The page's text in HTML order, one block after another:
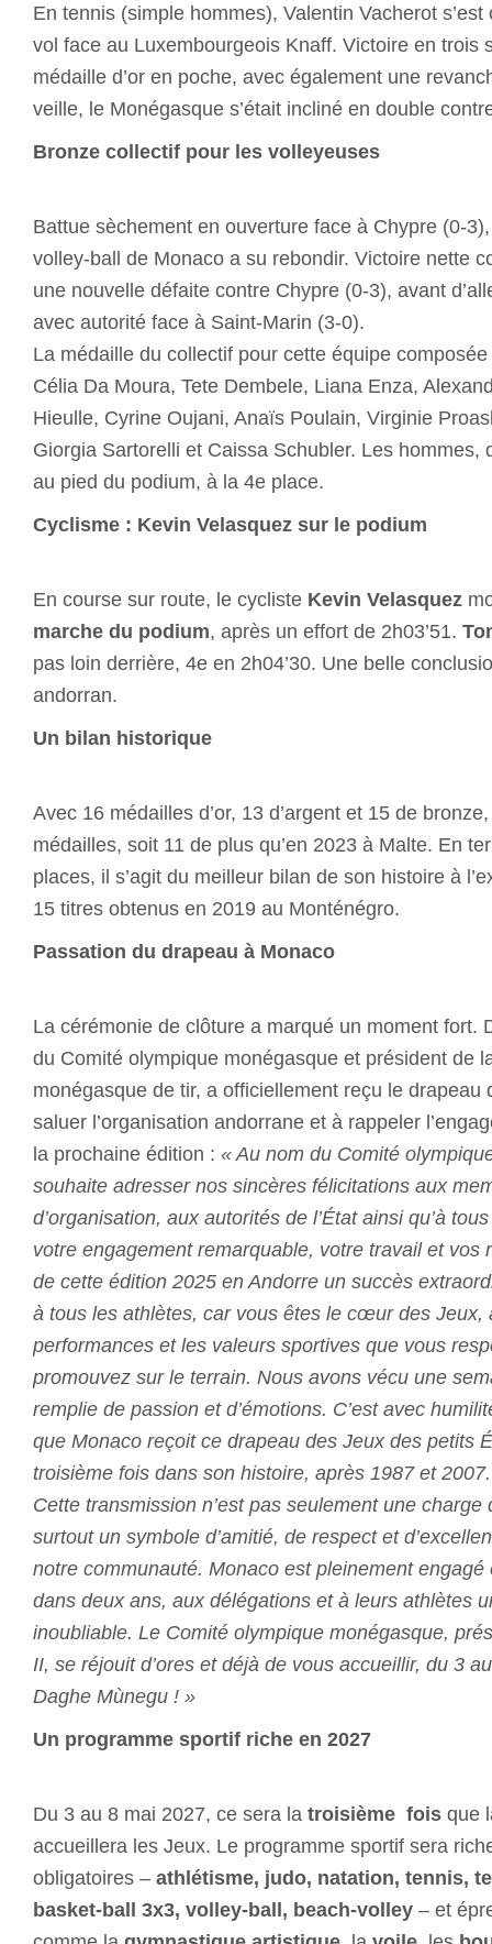
En tennis (simple hommes), Valentin Vacherot
vol face au Luxembourgeois Knaff. Victoire en trois
médaille d’or en poche, avec également une
veille, le Monégasque s’était incliné en double
Bronze collectif pour les volleyeuses
Battue sèchement en ouverture face à Chypre (0-
volley-ball de Monaco a su rebondir. Victoire nette
une nouvelle défaite contre Chypre (0-3), avant
avec autorité face à Saint-Marin (3-0).
La médaille du collectif pour cette équipe
Célia Da Moura, Tete Dembele, Liana Enza,
Hieulle, Cyrine Oujani, Anaïs Poulain, Virginie
Giorgia Sartorelli et Caissa Schubler. Les hommes,
au pied du podium, à la 4e place.
Cyclisme : Kevin Velasquez sur le podium
En course sur route, le cycliste Kevin Velasquez
marche du podium, après un effort de 2h03’51.
pas loin derrière, 4e en 2h04’30. Une belle
andorran.
Un bilan historique
Avec 16 médailles d’or, 13 d’argent et 15 de
médailles, soit 11 de plus qu’en 2023 à Malte. En
places, il s’agit du meilleur bilan de son histoire à
15 titres obtenus en 2019 au Monténégro.
Passation du drapeau à Monaco
La cérémonie de clôture a marqué un moment fort.
du Comité olympique monégasque et président de
monégasque de tir, a officiellement reçu le drapeau
saluer l’organisation andorrane et à rappeler
la prochaine édition : « Au nom du Comité
souhaite adresser nos sincères félicitations aux
d’organisation, aux autorités de l’État ainsi qu’à
votre engagement remarquable, votre travail et vos
de cette édition 2025 en Andorre un succès
à tous les athlètes, car vous êtes le cœur des Jeux,
performances et les valeurs sportives que vous
promouvez sur le terrain. Nous avons vécu une
remplie de passion et d’émotions. C’est avec
que Monaco reçoit ce drapeau des Jeux des petits
troisième fois dans son histoire, après 1987 et 2007.
Cette transmission n’est pas seulement une
surtout un symbole d’amitié, de respect et
notre communauté. Monaco est pleinement engagé
dans deux ans, aux délégations et à leurs athlètes
inoubliable. Le Comité olympique monégasque,
II, se réjouit d’ores et déjà de vous accueillir, du 3
Daghe Mùnegu ! »
Un programme sportif riche en 2027
Du 3 au 8 mai 2027, ce sera la troisième fois que
accueillera les Jeux. Le programme sportif sera
obligatoires – athlétisme, judo, natation, tennis,
basket-ball 3x3, volley-ball, beach-volley – et